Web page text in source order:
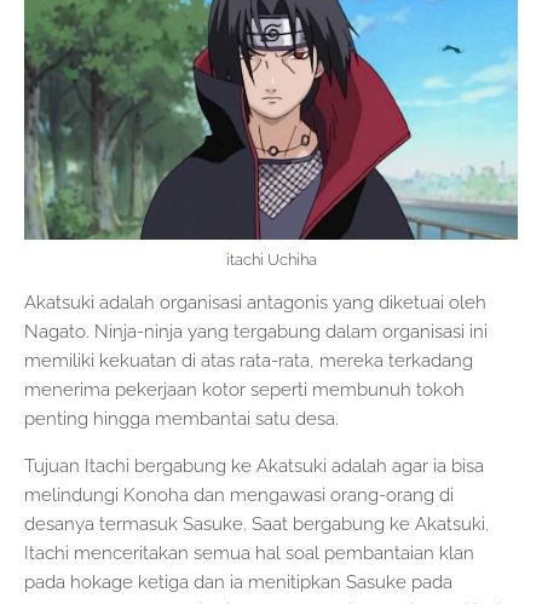
itachi Uchiha
Akatsuki adalah organisasi antagonis yang diketuai oleh
Nagato. Ninja-ninja yang tergabung dalam organisasi ini
memiliki kekuatan di atas rata-rata, mereka terkadang
menerima pekerjaan kotor seperti membunuh tokoh
penting hingga membantai satu desa.
Tujuan Itachi bergabung ke Akatsuki adalah agar ia bisa
melindungi Konoha dan mengawasi orang-orang di
desanya termasuk Sasuke. Saat bergabung ke Akatsuki,
Itachi menceritakan semua hal soal pembantaian klan
pada hokage ketiga dan ia menitipkan Sasuke pada